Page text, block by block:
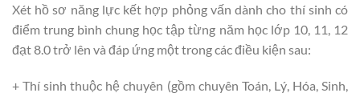
Xét hồ sơ năng lực kết hợp phỏng vấn dành cho thí sinh có
điểm trung bình chung học tập từng năm học lớp 10, 11, 12
đạt 8.0 trở lên và đáp ứng một trong các điều kiện sau:
+ Thí sinh thuộc hệ chuyên (gồm chuyên Toán, Lý, Hóa, Sinh,